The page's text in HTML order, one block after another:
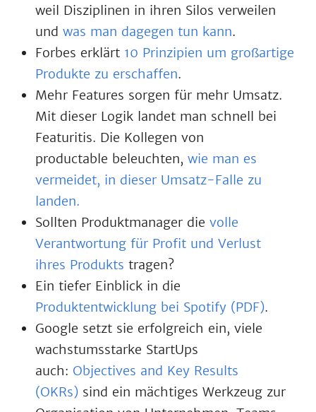
weil Disziplinen in ihren Silos verweilen
und was man dagegen tun kann.
Forbes erklärt 10 Prinzipien um großartige
Produkte zu erschaffen.
Mehr Features sorgen für mehr Umsatz.
Mit dieser Logik landet man schnell bei
Featuritis. Die Kollegen von
productable beleuchten, wie man es
vermeidet, in dieser Umsatz-Falle zu
landen.
Sollten Produktmanager die volle
Verantwortung für Profit und Verlust
ihres Produkts tragen?
Ein tiefer Einblick in die
Produktentwicklung bei Spotify (PDF).
Google setzt sie erfolgreich ein, viele
wachstumsstarke StartUps
auch: Objectives and Key Results
(OKRs) sind ein mächtiges Werkzeug zur